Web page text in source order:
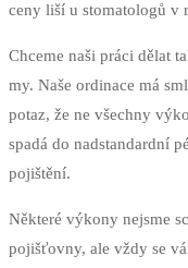
ceny liší u stomatologů v
Chceme naši práci dělat
my. Naše ordinace má
potaz, že ne všechny
spadá do nadstandardní
pojištění.
Některé výkony nejsme
pojišťovny, ale vždy se